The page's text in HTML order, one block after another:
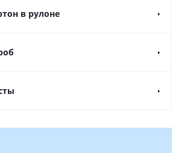
в рулоне